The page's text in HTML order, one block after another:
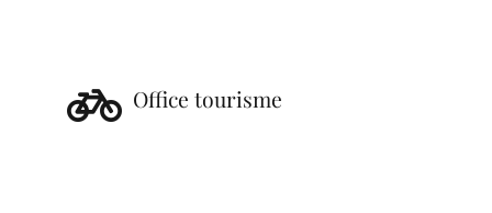
Office tourisme